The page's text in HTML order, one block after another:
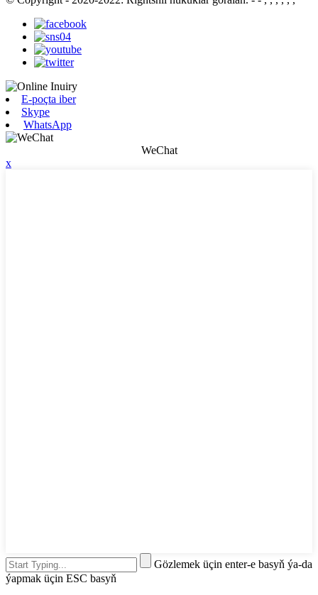
E-poçta iber
Skype
WhatsApp
WeChat
x
Gözlemek üçin enter-e basyň ýa-da
ýapmak üçin ESC basyň